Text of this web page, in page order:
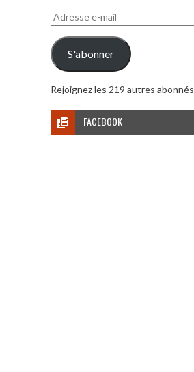
Adresse
e-
mail
S'abonner
Rejoignez les 219 autres abonnés
FACEBOOK